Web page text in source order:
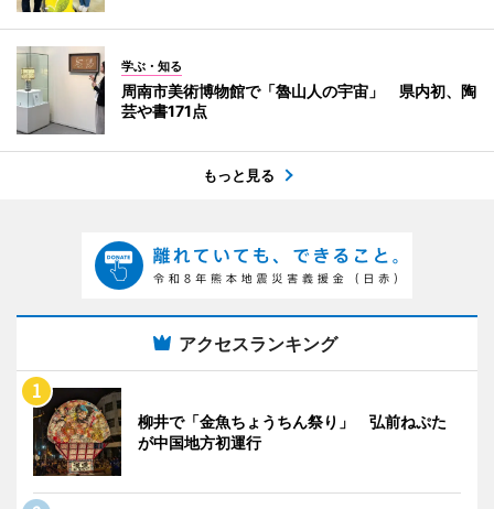
学ぶ・知る
周南市美術博物館で「魯山人の宇宙」 県内初、陶
芸や書171点
もっと見る
アクセスランキング
柳井で「金魚ちょうちん祭り」 弘前ねぷた
が中国地方初運行